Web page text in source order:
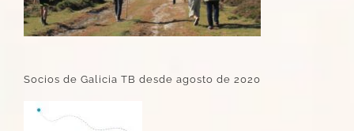
Socios de Galicia TB desde agosto de 2020